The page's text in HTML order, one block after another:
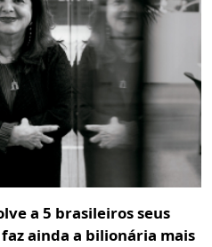
a 5 brasileiros seus
ainda a bilionária mais